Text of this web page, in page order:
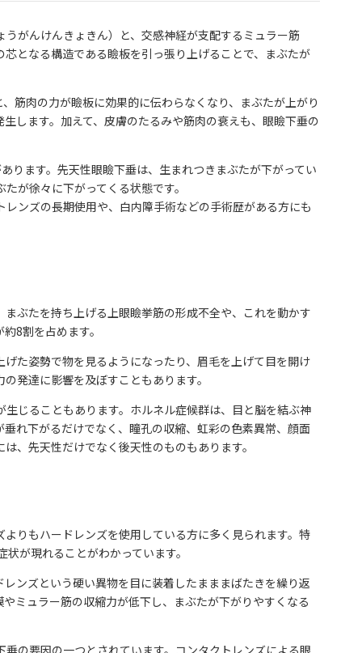
がんけんきょきん）と、交感神経が支配するミュラー筋
となる構造である瞼板を引っ張り上げることで、まぶたが
筋肉の力が瞼板に効果的に伝わらなくなり、まぶたが上がり
します。加えて、皮膚のたるみや筋肉の衰えも、眼瞼下垂の
ります。先天性眼瞼下垂は、生まれつきまぶたが下がってい
が徐々に下がってくる状態です。
ンズの長期使用や、白内障手術などの手術歴がある方にも
ぶたを持ち上げる上眼瞼挙筋の形成不全や、これを動かす
8割を占めます。
た姿勢で物を見るようになったり、眉毛を上げて目を開け
発達に影響を及ぼすこともあります。
じることもあります。ホルネル症候群は、目と脳を結ぶ神
れ下がるだけでなく、瞳孔の収縮、虹彩の色素異常、顔面
、先天性だけでなく後天性のものもあります。
りもハードレンズを使用している方に多く見られます。特
が現れることがわかっています。
ンズという硬い異物を目に装着したまままばたきを繰り返
ミュラー筋の収縮力が低下し、まぶたが下がりやすくなる
の要因の一つとされています。コンタクトレンズによる眼